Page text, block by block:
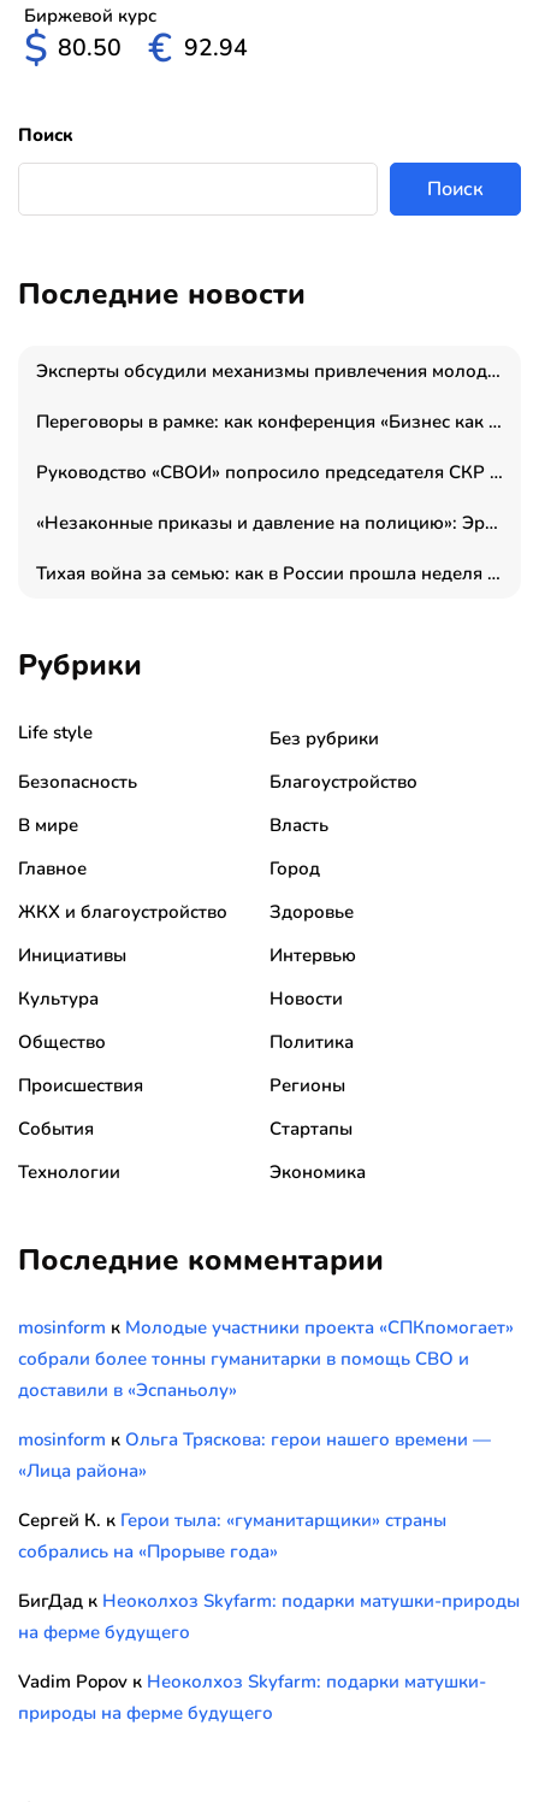
Биржевой курс
$ 80.50 € 92.94
Поиск
Поиск
Последние новости
Эксперты обсудили механизмы привлечения молодых специалистов в промышленные города
Переговоры в рамке: как конференция «Бизнес как искусство» переформатирует деловой этикет в стенах ТПП РФ
Руководство «СВОИ» попросило председателя СКР дать правовую оценку обысков в тыловом штабе
«Незаконные приказы и давление на полицию»: Эрнеста Султанова задержали у посольства Израиля во время одиночного пикета
Тихая война за семью: как в России прошла неделя правовой помощи
Рубрики
Life style
Без рубрики
Безопасность
Благоустройство
В мире
Власть
Главное
Город
ЖКХ и благоустройство
Здоровье
Инициативы
Интервью
Культура
Новости
Общество
Политика
Происшествия
Регионы
События
Стартапы
Технологии
Экономика
Последние комментарии
mosinform к Молодые участники проекта «СПКпомогает»
собрали более тонны гуманитарки в помощь СВО и
доставили в «Эспаньолу»
mosinform к Ольга Тряскова: герои нашего времени —
«Лица района»
Сергей К. к Герои тыла: «гуманитарщики» страны
собрались на «Прорыве года»
БигДад к Неоколхоз Skyfarm: подарки матушки-природы
на ферме будущего
Vadim Popov к Неоколхоз Skyfarm: подарки матушки-
природы на ферме будущего